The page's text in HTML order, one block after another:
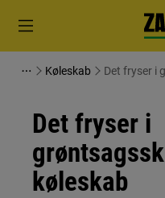
Køleskab Det fryser i
Det fryser i
køleskab